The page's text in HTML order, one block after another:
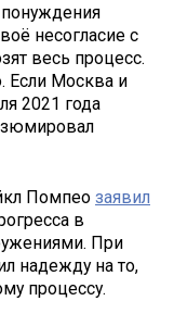
несогласие с
весь процесс.
Если Москва и
2021 года
Помпео заявил
в
При
надежду на то,
процессу.